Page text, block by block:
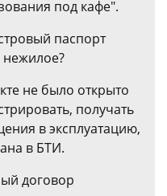
под кафе".
паспорт
не было открыто
получать
в эксплуатацию,
в БТИ.
договор